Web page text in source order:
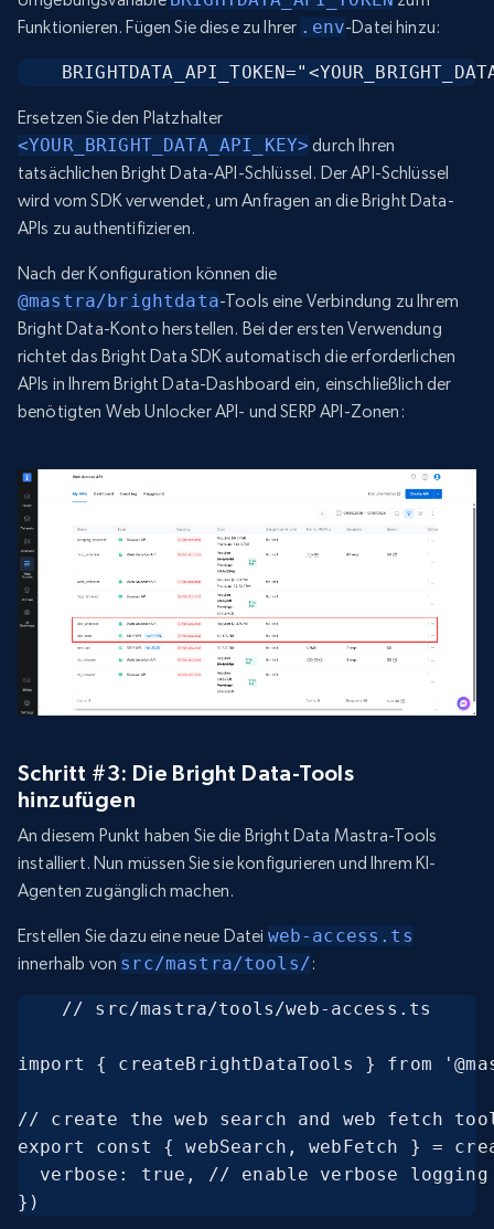
Funktionieren. Fügen Sie diese zu Ihrer .env-Datei hinzu:
Ersetzen Sie den Platzhalter
<YOUR_BRIGHT_DATA_API_KEY> durch Ihren
tatsächlichen Bright Data-API-Schlüssel. Der API-Schlüssel
wird vom SDK verwendet, um Anfragen an die Bright Data-
APIs zu authentifizieren.
Nach der Konfiguration können die
@mastra/brightdata-Tools eine Verbindung zu Ihrem
Bright Data-Konto herstellen. Bei der ersten Verwendung
richtet das Bright Data SDK automatisch die erforderlichen
APIs in Ihrem Bright Data-Dashboard ein, einschließlich der
benötigten Web Unlocker API- und SERP API-Zonen:
Schritt #3: Die Bright Data-Tools
hinzufügen
An diesem Punkt haben Sie die Bright Data Mastra-Tools
installiert. Nun müssen Sie sie konfigurieren und Ihrem KI-
Agenten zugänglich machen.
Erstellen Sie dazu eine neue Datei web-access.ts
innerhalb von src/mastra/tools/:
// src/mastra/tools/web-access.ts
import { createBrightDataTools } from
// create the web search and web fetch
export const { webSearch, webFetch } =
verbose: true, // enable verbose
})